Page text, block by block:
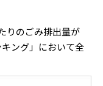
りのごみ排出量が
ング」において全